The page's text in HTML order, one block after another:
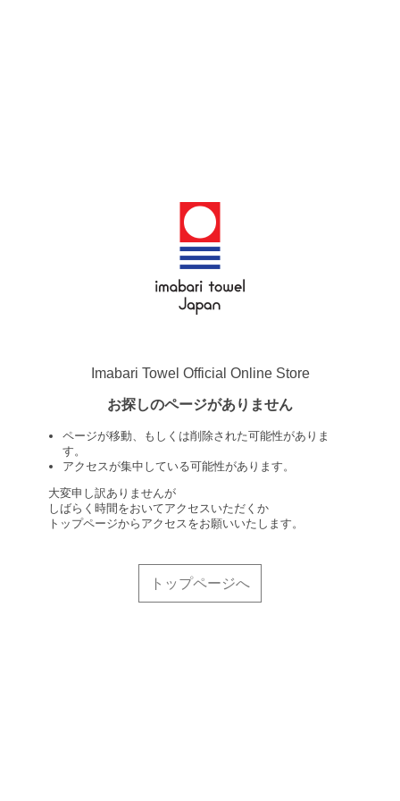
Imabari Towel Official Online Store
お探しのページがありません
ページが移動、もしくは削除された可能性がありま
す。
アクセスが集中している可能性があります。
大変申し訳ありませんが
しばらく時間をおいてアクセスいただくか
トップページからアクセスをお願いいたします。
トップページへ